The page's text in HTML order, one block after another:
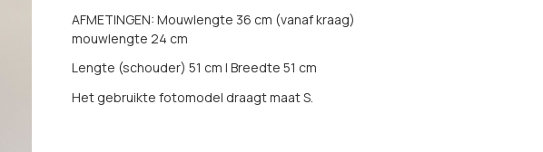
AFMETINGEN: Mouwlengte 36 cm (vanaf kraag)
mouwlengte 24 cm
Lengte (schouder) 51 cm | Breedte 51 cm
Het gebruikte fotomodel draagt maat S.